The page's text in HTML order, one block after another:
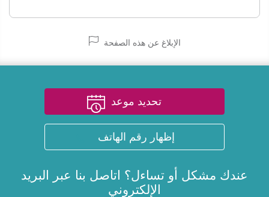
الإبلاغ عن هذه الصفحة
تحديد موعد
إظهار رقم الهاتف
عندك مشكل أو تساءل؟ اتاصل بنا عبر
البريد
الإلكتروني